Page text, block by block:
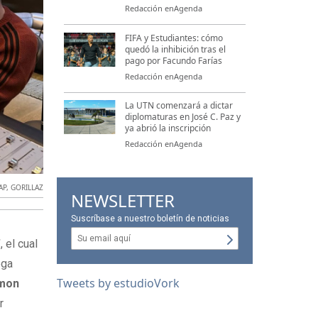
,GORILLAZ
, el cual
Redacción enAgenda
FIFA y Estudiantes: cómo
quedó la inhibición tras el
pago por Facundo Farías
Redacción enAgenda
La UTN comenzará a dictar
diplomaturas en José C. Paz y
ya abrió la inscripción
Redacción enAgenda
NEWSLETTER
Suscríbase a nuestro boletín de noticias
Tweets by estudioVork